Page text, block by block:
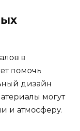
в
помочь
дизайн
могут
и атмосферу.